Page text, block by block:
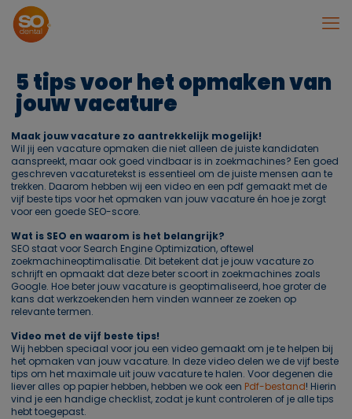
5 tips voor het opmaken van
jouw vacature
Maak jouw vacature zo aantrekkelijk mogelijk!
Wil jij een vacature opmaken die niet alleen de juiste kandidaten
aanspreekt, maar ook goed vindbaar is in zoekmachines? Een goed
geschreven vacaturetekst is essentieel om de juiste mensen aan te
trekken. Daarom hebben wij een video en een pdf gemaakt met de
vijf beste tips voor het opmaken van jouw vacature én hoe je zorgt
voor een goede SEO-score.
Wat is SEO en waarom is het belangrijk?
SEO staat voor Search Engine Optimization, oftewel
zoekmachineoptimalisatie. Dit betekent dat je jouw vacature zo
schrijft en opmaakt dat deze beter scoort in zoekmachines zoals
Google. Hoe beter jouw vacature is geoptimaliseerd, hoe groter de
kans dat werkzoekenden hem vinden wanneer ze zoeken op
relevante termen.
Video met de vijf beste tips!
Wij hebben speciaal voor jou een video gemaakt om je te helpen bij
het opmaken van jouw vacature. In deze video delen we de vijf beste
tips om het maximale uit jouw vacature te halen. Voor degenen die
liever alles op papier hebben, hebben we ook een Pdf-bestand! Hierin
vind je een handige checklist, zodat je kunt controleren of je alle tips
hebt toegepast.